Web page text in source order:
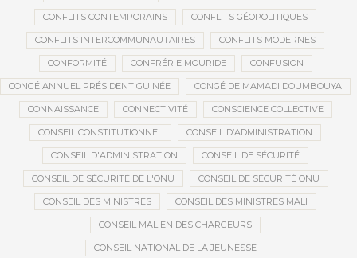
CONFLITS CONTEMPORAINS CONFLITS GÉOPOLITIQUES
CONFLITS INTERCOMMUNAUTAIRES CONFLITS MODERNES
CONFORMITÉ CONFRÉRIE MOURIDE CONFUSION
CONGÉ ANNUEL PRÉSIDENT GUINÉE CONGÉ DE MAMADI DOUMBOUYA
CONNAISSANCE CONNECTIVITÉ CONSCIENCE COLLECTIVE
CONSEIL CONSTITUTIONNEL CONSEIL D’ADMINISTRATION
CONSEIL D'ADMINISTRATION CONSEIL DE SÉCURITÉ
CONSEIL DE SÉCURITÉ DE L'ONU CONSEIL DE SÉCURITÉ ONU
CONSEIL DES MINISTRES CONSEIL DES MINISTRES MALI
CONSEIL MALIEN DES CHARGEURS
CONSEIL NATIONAL DE LA JEUNESSE